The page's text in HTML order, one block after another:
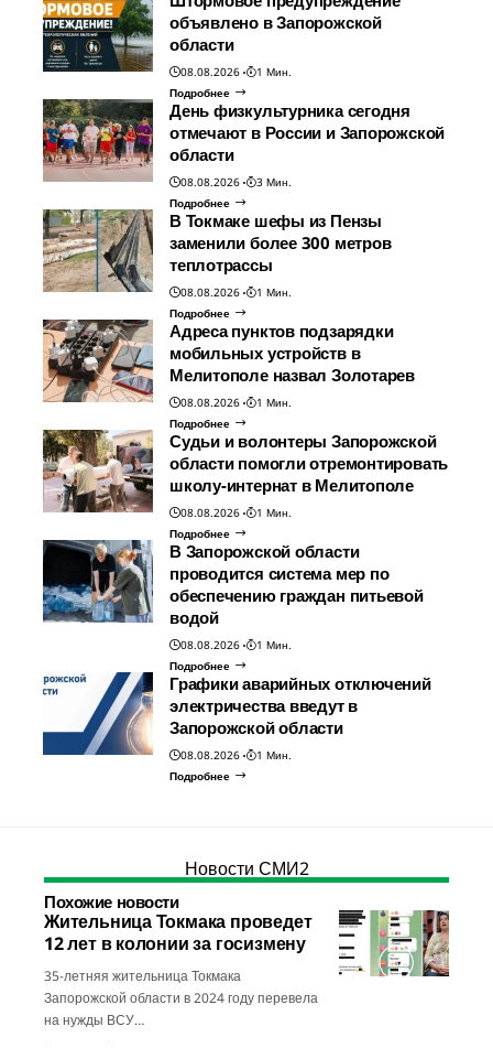
объявлено в Запорожской
области
08.08.2026
1 Мин.
Подробнее
День физкультурника сегодня
отмечают в России и Запорожской
области
08.08.2026
3 Мин.
Подробнее
В Токмаке шефы из Пензы
заменили более 300 метров
теплотрассы
08.08.2026
1 Мин.
Подробнее
Адреса пунктов подзарядки
мобильных устройств в
Мелитополе назвал Золотарев
08.08.2026
1 Мин.
Подробнее
Судьи и волонтеры Запорожской
области помогли отремонтировать
школу-интернат в Мелитополе
08.08.2026
1 Мин.
Подробнее
В Запорожской области
проводится система мер по
обеспечению граждан питьевой
водой
08.08.2026
1 Мин.
Подробнее
Графики аварийных отключений
электричества введут в
Запорожской области
08.08.2026
1 Мин.
Подробнее
Новости СМИ2
Похожие новости
Жительница Токмака проведет
12 лет в колонии за госизмену
35-летняя жительница Токмака
Запорожской области в 2024 году перевела
на нужды ВСУ…